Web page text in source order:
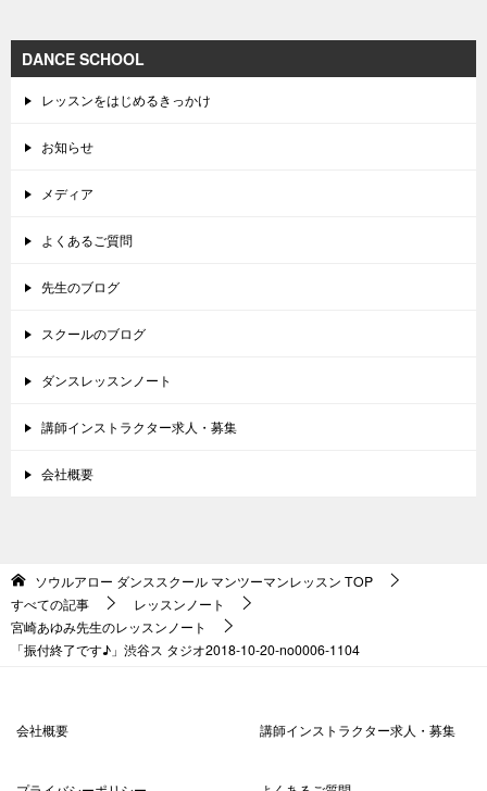
DANCE SCHOOL
レッスンをはじめるきっかけ
お知らせ
メディア
よくあるご質問
先生のブログ
スクールのブログ
ダンスレッスンノート
講師インストラクター求人・募集
会社概要
ソウルアロー ダンススクール マンツーマンレッスン TOP
すべての記事
レッスンノート
宮崎あゆみ先生のレッスンノート
「振付終了です♪」渋谷ス タジオ2018-10-20-no0006-1104
会社概要 講師インストラクター求人・募集